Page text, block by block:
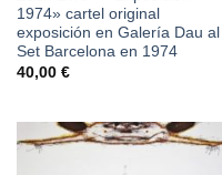
1974» cartel original
exposición en Galería Dau al
Set Barcelona en 1974
40,00 €